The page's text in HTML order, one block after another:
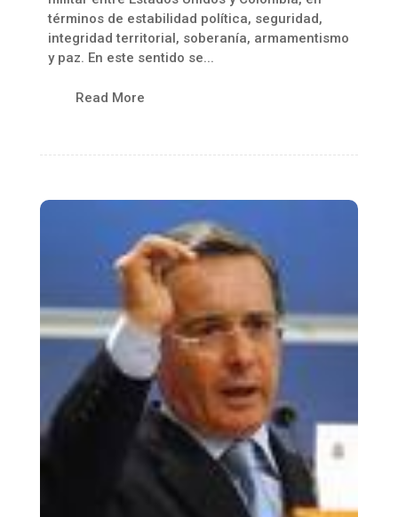
términos de estabilidad política, seguridad,
integridad territorial, soberanía, armamentismo
y paz. En este sentido se...
Read More